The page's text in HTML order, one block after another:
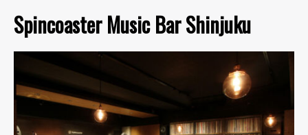
Spincoaster Music Bar Shinjuku